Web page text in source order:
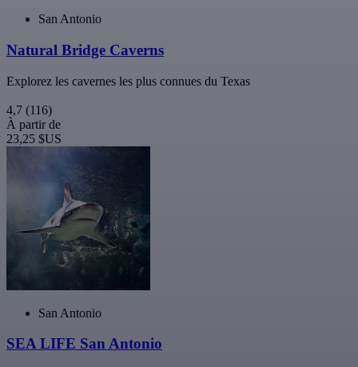
San Antonio
Natural Bridge Caverns
Explorez les cavernes les plus connues du Texas
4,7 (116)
À partir de
23,25 $US
San Antonio
SEA LIFE San Antonio